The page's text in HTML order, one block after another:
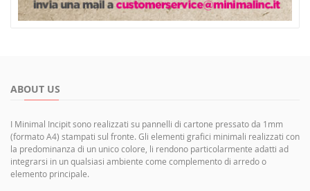
ABOUT US
I Minimal Incipit sono realizzati su pannelli di cartone pressato da 1mm
(formato A4) stampati sul fronte. Gli elementi grafici minimali realizzati con
la predominanza di un unico colore, li rendono particolarmente adatti ad
integrarsi in un qualsiasi ambiente come complemento di arredo o
elemento principale.